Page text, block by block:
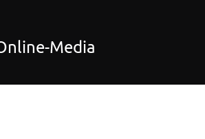
Media